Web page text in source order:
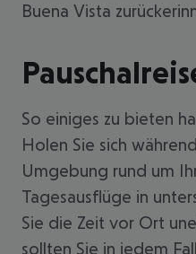
Buena Vista
So einiges zu bieten
Holen Sie sich
Umgebung rund um
Tagesausflüge in
Sie die Zeit vor Ort
sollten Sie in jedem